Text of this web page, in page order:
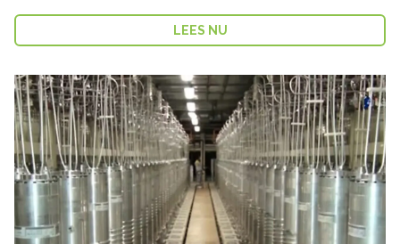
LEES NU